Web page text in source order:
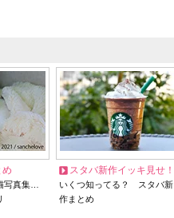
め
写真集…
スタバ新作イッキ見せ！
いくつ知ってる？ スタバ新
作まとめ